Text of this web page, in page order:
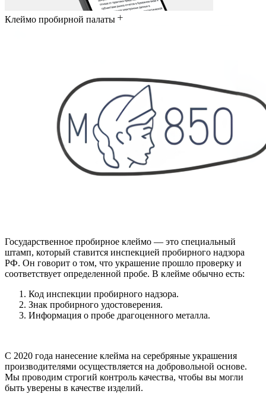
Клеймо пробирной палаты
Государственное пробирное клеймо — это специальный
штамп, который ставится инспекцией пробирного надзора
РФ. Он говорит о том, что украшение прошло проверку и
соответствует определенной пробе. В клейме обычно есть:
Код инспекции пробирного надзора.
Знак пробирного удостоверения.
Информация о пробе драгоценного металла.
С 2020 года нанесение клейма на серебряные украшения
производителями осуществляется на добровольной основе.
Мы проводим строгий контроль качества, чтобы вы могли
быть уверены в качестве изделий.